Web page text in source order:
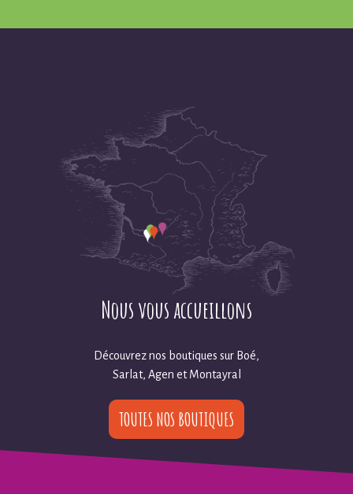
Nous vous accueillons
Découvrez nos boutiques sur Boé,
Sarlat, Agen et Montayral
TOUTES NOS BOUTIQUES